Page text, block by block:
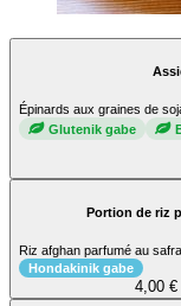
Épinards aux graines de
Glutenik gabe
Portion de riz
Riz afghan parfumé au
Hondakinik gabe
4,00 €